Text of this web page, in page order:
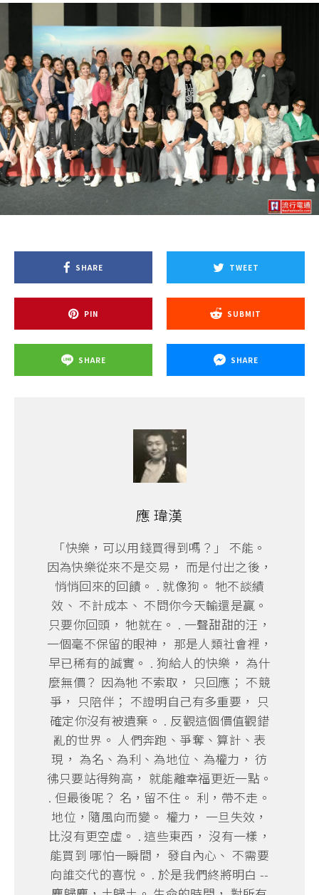
SHARE TWEET
PIN SUBMIT
SHARE SHARE
應 瑋漢
「快樂，可以用錢買得到嗎？」 不能。
因為快樂從來不是交易， 而是付出之後，
悄悄回來的回饋。 . 就像狗。 牠不談績
效、 不計成本、 不問你今天輸還是贏。
只要你回頭， 牠就在。 . 一聲甜甜的汪，
一個毫不保留的眼神， 那是人類社會裡，
早已稀有的誠實。 . 狗給人的快樂， 為什
麼無價？ 因為牠 不索取， 只回應； 不競
爭， 只陪伴； 不證明自己有多重要， 只
確定你沒有被遺棄。 . 反觀這個價值觀錯
亂的世界。 人們奔跑、爭奪、算計、表
現， 為名、為利、為地位、為權力， 彷
彿只要站得夠高， 就能離幸福更近一點。
. 但最後呢？ 名，留不住。 利，帶不走。
地位，隨風向而變。 權力， 一旦失效，
比沒有更空虛。 . 這些東西， 沒有一樣，
能買到 哪怕一瞬間， 發自內心、 不需要
向誰交代的喜悅。 . 於是我們終將明白 --